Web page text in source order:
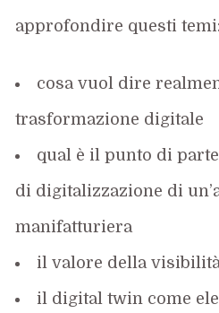
approfondire questi temi:
cosa vuol dire
trasformazione digitale
qual è il punto di
di digitalizzazione di
manifatturiera
il valore della
il digital twin come